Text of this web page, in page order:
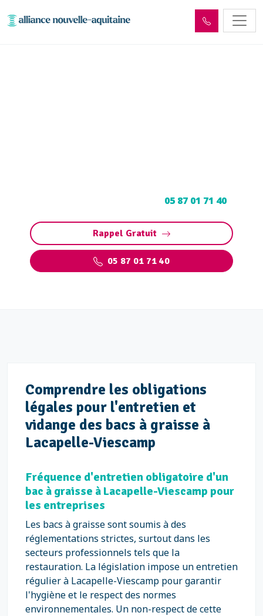
05 87 01 71 40
Rappel Gratuit
05 87 01 71 40
Comprendre les obligations
légales pour l'entretien et
vidange des bacs à graisse à
Lacapelle-Viescamp
Fréquence d'entretien obligatoire d'un
bac à graisse à Lacapelle-Viescamp pour
les entreprises
Les bacs à graisse sont soumis à des
réglementations strictes, surtout dans les
secteurs professionnels tels que la
restauration. La législation impose un entretien
régulier à Lacapelle-Viescamp pour garantir
l'hygiène et le respect des normes
environnementales. Un non-respect de cette